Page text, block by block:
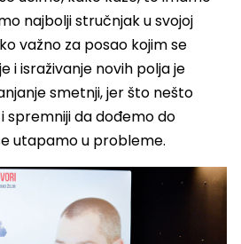
najbolji stručnjak u svojoj
važno za posao kojim se
i israživanje novih polja je
smetnji, jer što nešto
spremniji da dođemo do
utapamo u probleme.